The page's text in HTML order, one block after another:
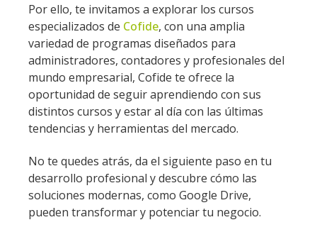
Por ello, te invitamos a explorar los cursos
especializados de Cofide, con una amplia
variedad de programas diseñados para
administradores, contadores y profesionales del
mundo empresarial, Cofide te ofrece la
oportunidad de seguir aprendiendo con sus
distintos cursos y estar al día con las últimas
tendencias y herramientas del mercado.
No te quedes atrás, da el siguiente paso en tu
desarrollo profesional y descubre cómo las
soluciones modernas, como Google Drive,
pueden transformar y potenciar tu negocio.